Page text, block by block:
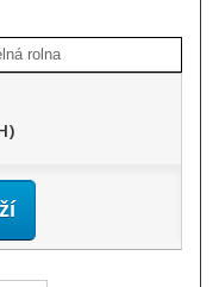
rolna